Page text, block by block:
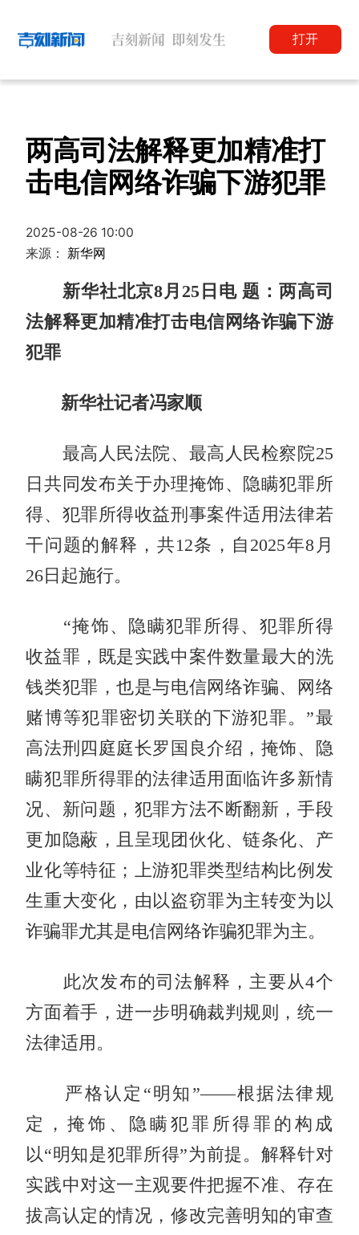
打开
两高司法解释更加精准打
击电信网络诈骗下游犯罪
2025-08-26 10:00
来源： 新华网
新华社北京8月25日电 题：两高司
法解释更加精准打击电信网络诈骗下游
犯罪
新华社记者冯家顺
最高人民法院、最高人民检察院25
日共同发布关于办理掩饰、隐瞒犯罪所
得、犯罪所得收益刑事案件适用法律若
干问题的解释，共12条，自2025年8月
26日起施行。
“掩饰、隐瞒犯罪所得、犯罪所得
收益罪，既是实践中案件数量最大的洗
钱类犯罪，也是与电信网络诈骗、网络
赌博等犯罪密切关联的下游犯罪。”最
高法刑四庭庭长罗国良介绍，掩饰、隐
瞒犯罪所得罪的法律适用面临许多新情
况、新问题，犯罪方法不断翻新，手段
更加隐蔽，且呈现团伙化、链条化、产
业化等特征；上游犯罪类型结构比例发
生重大变化，由以盗窃罪为主转变为以
诈骗罪尤其是电信网络诈骗犯罪为主。
此次发布的司法解释，主要从4个
方面着手，进一步明确裁判规则，统一
法律适用。
严格认定“明知”——根据法律规
定，掩饰、隐瞒犯罪所得罪的构成
以“明知是犯罪所得”为前提。解释针对
实践中对这一主观要件把握不准、存在
拔高认定的情况，修改完善明知的审查